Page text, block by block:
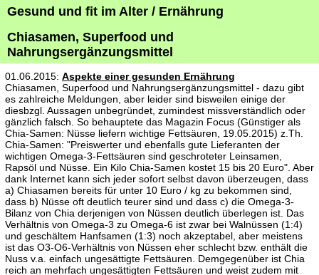
Gesund und fit im Alter / Ernährung
Chiasamen, Superfood und
Nahrungsergänzungsmittel
01.06.2015: Aspekte einer gesunden Ernährung
Chiasamen, Superfood und Nahrungsergänzungsmittel - dazu gibt
es zahlreiche Meldungen, aber leider sind bisweilen einige der
diesbzgl. Aussagen unbegründet, zumindest missverständlich oder
gänzlich falsch. So behauptete das Magazin Focus (Günstiger als
Chia-Samen: Nüsse liefern wichtige Fettsäuren, 19.05.2015) z.Th.
Chia-Samen: "Preiswerter und ebenfalls gute Lieferanten der
wichtigen Omega-3-Fettsäuren sind geschroteter Leinsamen,
Rapsöl und Nüsse. Ein Kilo Chia-Samen kostet 15 bis 20 Euro". Aber
dank Internet kann sich jeder sofort selbst davon überzeugen, dass
a) Chiasamen bereits für unter 10 Euro / kg zu bekommen sind,
dass b) Nüsse oft deutlich teurer sind und dass c) die Omega-3-
Bilanz von Chia derjenigen von Nüssen deutlich überlegen ist. Das
Verhältnis von Omega-3 zu Omega-6 ist zwar bei Walnüssen (1:4)
und geschältem Hanfsamen (1:3) noch akzeptabel, aber meistens
ist das O3-O6-Verhältnis von Nüssen eher schlecht bzw. enthält die
Nuss v.a. einfach ungesättigte Fettsäuren. Demgegenüber ist Chia
reich an mehrfach ungesättigten Fettsäuren und weist zudem mit